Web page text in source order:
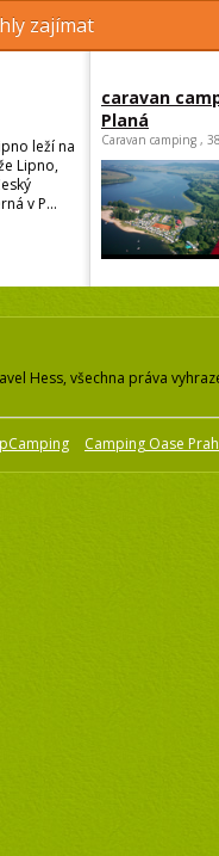
zajímat
leží na
Lipno,
v P...
caravan
Planá
Caravan camping ,
Hess, všechna práva
Camping Oase